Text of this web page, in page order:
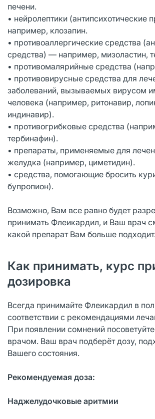
печени.
• нейролептики (антипсихотические
например, клозапин.
• противоаллергические средства
средства) — например, мизоластин,
• противомалярийные средства
• противовирусные средства для
заболеваний, вызываемых вирусом
человека (например, ритонавир,
индинавир).
• противогрибковые средства
тербинафин).
• препараты, применяемые для
желудка (например, циметидин).
• средства, помогающие бросить
бупропион).
Возможно, Вам все равно будет
принимать Флеикардил, и Ваш врач
какой препарат Вам больше подходит.
Как принимать, курс
дозировка
Всегда принимайте Флеикардил в
соответствии с рекомендациями
При появлении сомнений
врачом. Ваш врач подберёт дозу,
Вашего состояния.
Рекомендуемая доза:
Наджелудочковые аритмии